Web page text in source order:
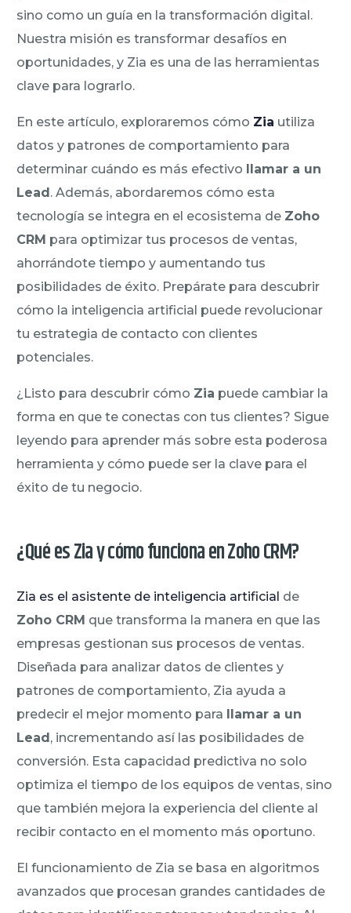
sino como un guía en la transformación digital.
Nuestra misión es transformar desafíos en
oportunidades, y Zia es una de las herramientas
clave para lograrlo.
En este artículo, exploraremos cómo Zia utiliza
datos y patrones de comportamiento para
determinar cuándo es más efectivo llamar a un
Lead. Además, abordaremos cómo esta
tecnología se integra en el ecosistema de Zoho
CRM para optimizar tus procesos de ventas,
ahorrándote tiempo y aumentando tus
posibilidades de éxito. Prepárate para descubrir
cómo la inteligencia artificial puede revolucionar
tu estrategia de contacto con clientes
potenciales.
¿Listo para descubrir cómo Zia puede cambiar la
forma en que te conectas con tus clientes? Sigue
leyendo para aprender más sobre esta poderosa
herramienta y cómo puede ser la clave para el
éxito de tu negocio.
¿Qué es Zia y cómo funciona en Zoho CRM?
Zia es el asistente de inteligencia artificial de
Zoho CRM que transforma la manera en que las
empresas gestionan sus procesos de ventas.
Diseñada para analizar datos de clientes y
patrones de comportamiento, Zia ayuda a
predecir el mejor momento para llamar a un
Lead, incrementando así las posibilidades de
conversión. Esta capacidad predictiva no solo
optimiza el tiempo de los equipos de ventas, sino
que también mejora la experiencia del cliente al
recibir contacto en el momento más oportuno.
El funcionamiento de Zia se basa en algoritmos
avanzados que procesan grandes cantidades de